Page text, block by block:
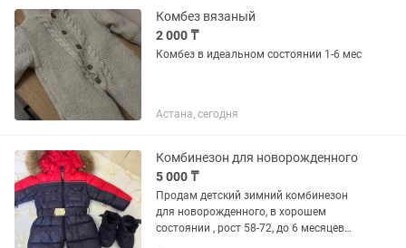
Комбез вязаный
2 000 ₸
Комбез в идеальном состоянии 1-6 мес
Астана, сегодня
Комбинезон для новорожденного
5 000 ₸
Продам детский зимний комбинезон
для новорожденного, в хорошем
состоянии , рост 58-72, до 6 месяцев